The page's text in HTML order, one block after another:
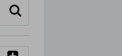
Search